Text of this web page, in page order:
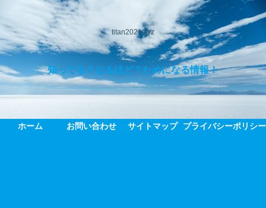
titan2021.xyz
知ってる？なるほど？ためになる情報！
ホーム お問い合わせ サイトマップ プライバシーポリシー